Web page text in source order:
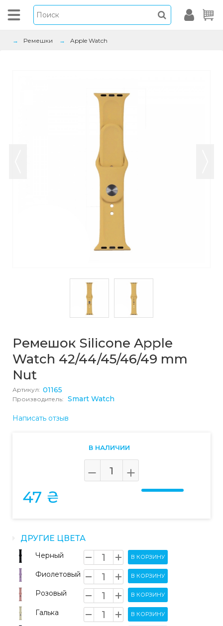
Ремешки Apple Watch
Ремешок Silicone Apple
Watch 42/44/45/46/49 mm
Nut
Артикул: 01165
Производитель: Smart Watch
Написать отзыв
В НАЛИЧИИ
47 ₴
ДРУГИЕ ЦВЕТА
Черный В КОРЗИНУ
Фиолетовый В КОРЗИНУ
Розовый В КОРЗИНУ
Галька В КОРЗИНУ